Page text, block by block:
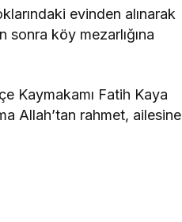
evinden alınarak
sonra köy mezarlığına
Kaymakamı Fatih Kaya
Allah’tan rahmet, ailesine